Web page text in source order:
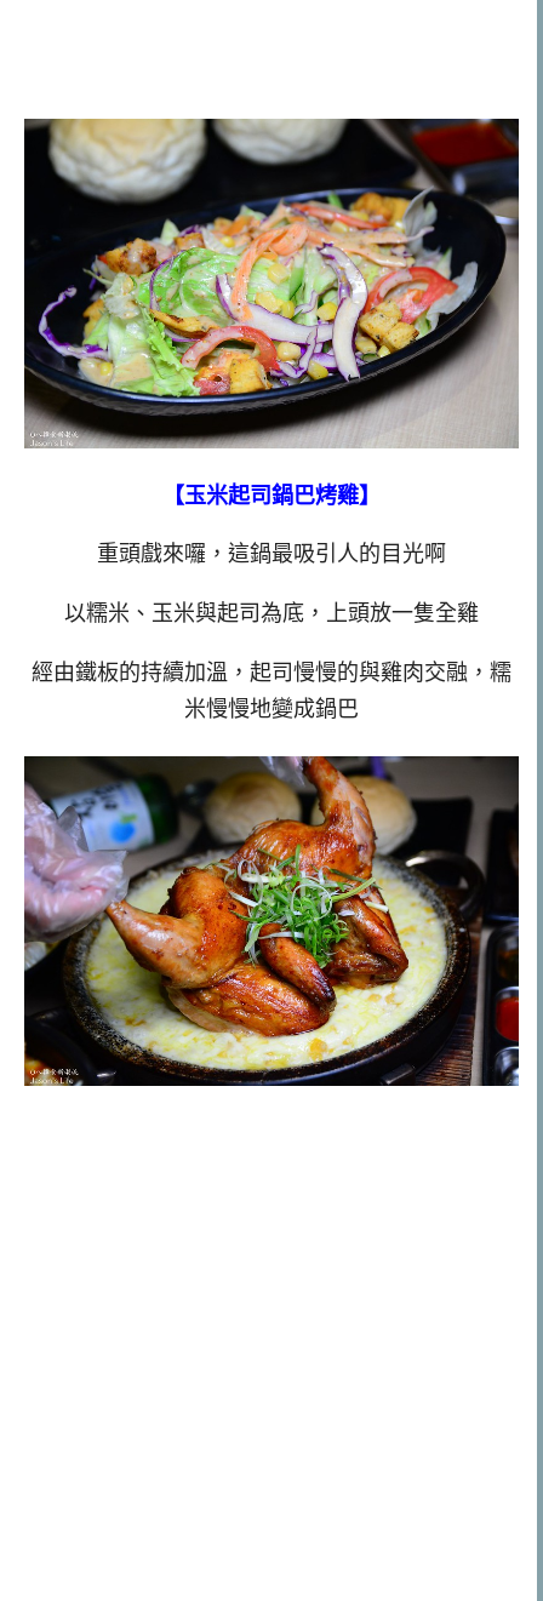
【玉米起司鍋巴烤雞】
重頭戲來囉，這鍋最吸引人的目光啊
以糯米、玉米與起司為底，上頭放一隻全雞
經由鐵板的持續加溫，起司慢慢的與雞肉交融，糯
米慢慢地變成鍋巴